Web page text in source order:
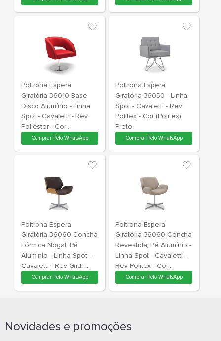
Poltrona Espera Fixa
36050 - Linha Spot -
Cavaletti - Rev Poliéster
- Cor (Poliéster) Cinza
Claro
Comprar Pelo WhatsApp
Poltrona
Giratória
Spot - Cavaletti
Vinil - Cor
Comprar
Poltrona Espera
Disco Alumínio - Linha
Poltrona
Novidades e promoções